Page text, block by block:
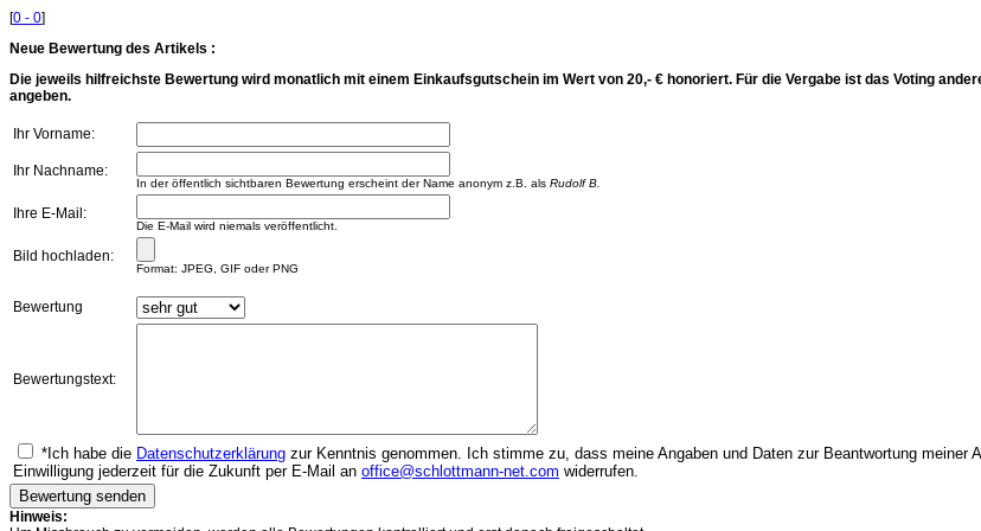
[0 - 0]
Neue Bewertung des Artikels :
Die jeweils hilfreichste Bewertung wird monatlich mit einem Einkaufsgutschein im Wert von 20,- € honoriert. Für die Vergabe ist das Voting
angeben.
Ihr Vorname:
Ihr Nachname:
In der öffentlich sichtbaren Bewertung erscheint der Name anonym z.B. als Rudolf B.
Ihre E-Mail:
Die E-Mail wird niemals veröffentlicht.
Bild hochladen:
Format: JPEG, GIF oder PNG
Bewertung
Bewertungstext:
*Ich habe die Datenschutzerklärung zur Kenntnis genommen. Ich stimme zu, dass meine Angaben und Daten zur Beantwortung
Einwilligung jederzeit für die Zukunft per E-Mail an office@schlottmann-net.com widerrufen.
Hinweis: